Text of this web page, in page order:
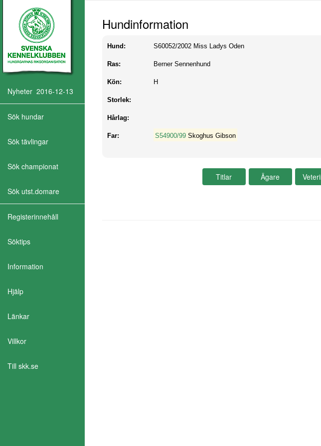
Nyheter 2016-12-13
Sök hundar
Sök tävlingar
Sök championat
Sök utst.domare
Registerinnehåll
Söktips
Information
Hjälp
Länkar
Villkor
Till skk.se
Hundinformation
Hund: S60052/2002 Miss Ladys Oden
Ras: Berner Sennenhund
Kön: H
Storlek:
Hårlag:
Far: S54900/99 Skoghus Gibson
Aktivera Talande Webb